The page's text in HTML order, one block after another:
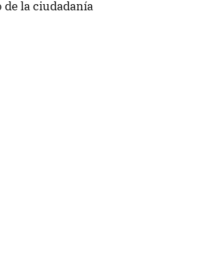
la ciudadanía